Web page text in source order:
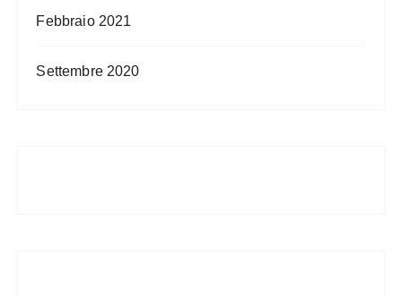
Febbraio 2021
Settembre 2020